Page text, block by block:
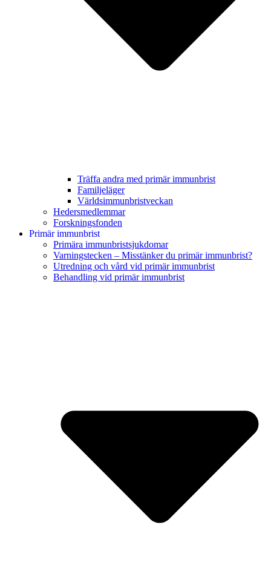
Träffa andra med primär immunbrist
Familjeläger
Världsimmunbristveckan
Hedersmedlemmar
Forskningsfonden
Primär immunbrist
Primära immunbristsjukdomar
Varningstecken – Misstänker du primär immunbrist?
Utredning och vård vid primär immunbrist
Behandling vid primär immunbrist